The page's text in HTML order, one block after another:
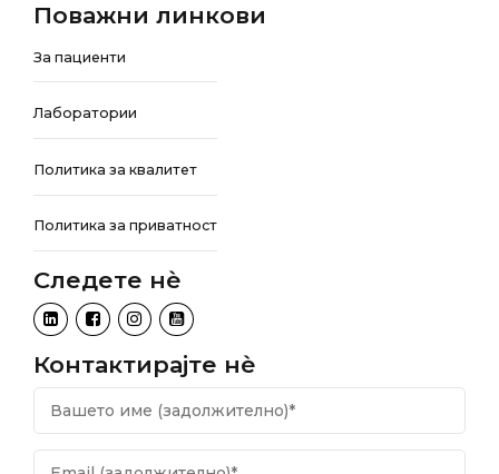
Поважни линкови
За пациенти
Лаборатории
Политика за квалитет
Политика за приватност
Следете нѐ
Контактирајте нѐ